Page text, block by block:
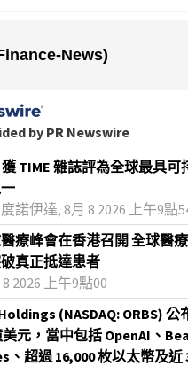
News)
by PR Newswire
獲 TIME 雜誌評為全球最具
諾伊達, 8月 8 2026 上午9點
療峰會在香港召開 全球醫
真正抵達患者
2026 上午9點00
(NASDAQ: ORBS)
美元，當中包括 OpenAI、
超過 16,000 枚以太幣及近